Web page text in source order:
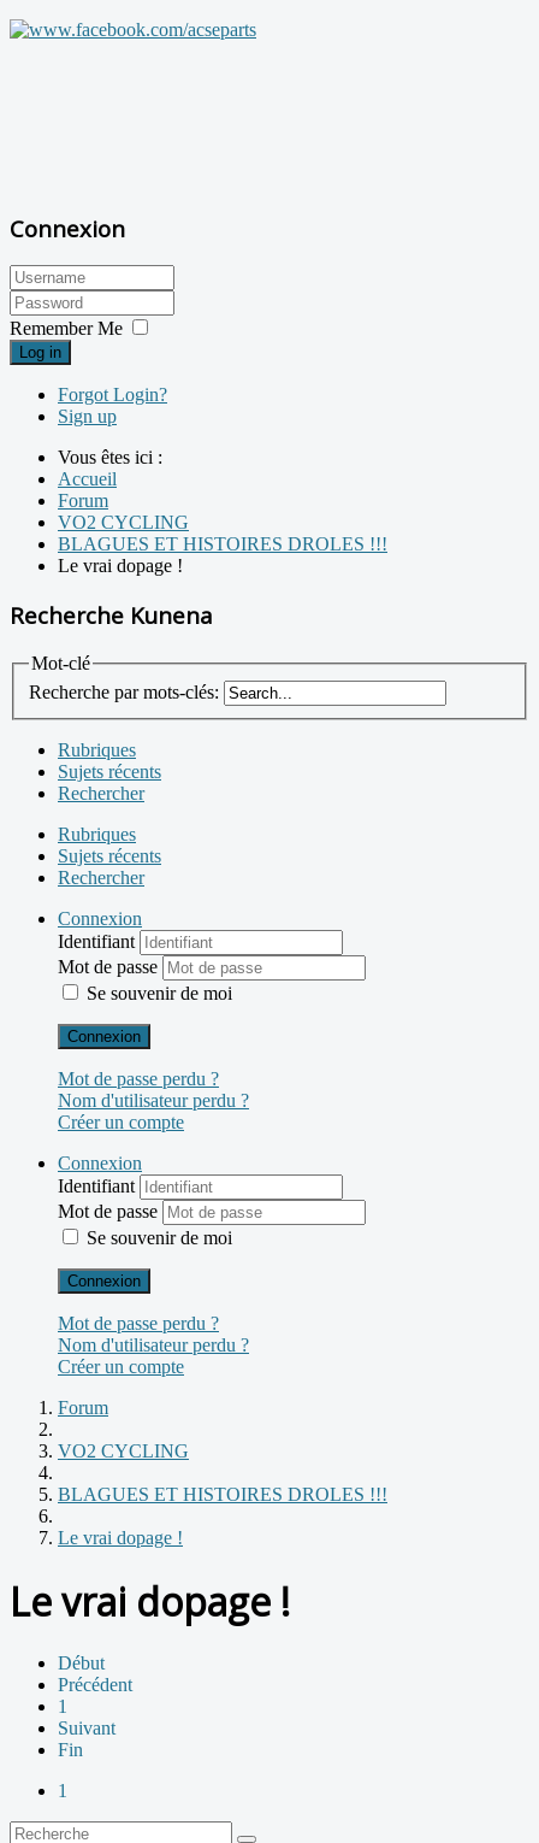
Connexion
Remember Me
Log in
Forgot Login?
Sign up
Vous êtes ici :
Accueil
Forum
VO2 CYCLING
BLAGUES ET HISTOIRES DROLES !!!
Le vrai dopage !
Recherche Kunena
Mot-clé
Recherche par mots-clés:
Rubriques
Sujets récents
Rechercher
Rubriques
Sujets récents
Rechercher
Connexion
Identifiant
Mot de passe
Se souvenir de moi
Connexion
Mot de passe perdu ?
Nom d'utilisateur perdu ?
Créer un compte
Connexion
Identifiant
Mot de passe
Se souvenir de moi
Connexion
Mot de passe perdu ?
Nom d'utilisateur perdu ?
Créer un compte
Forum
VO2 CYCLING
BLAGUES ET HISTOIRES DROLES !!!
Le vrai dopage !
Le vrai dopage !
Début
Précédent
1
Suivant
Fin
1